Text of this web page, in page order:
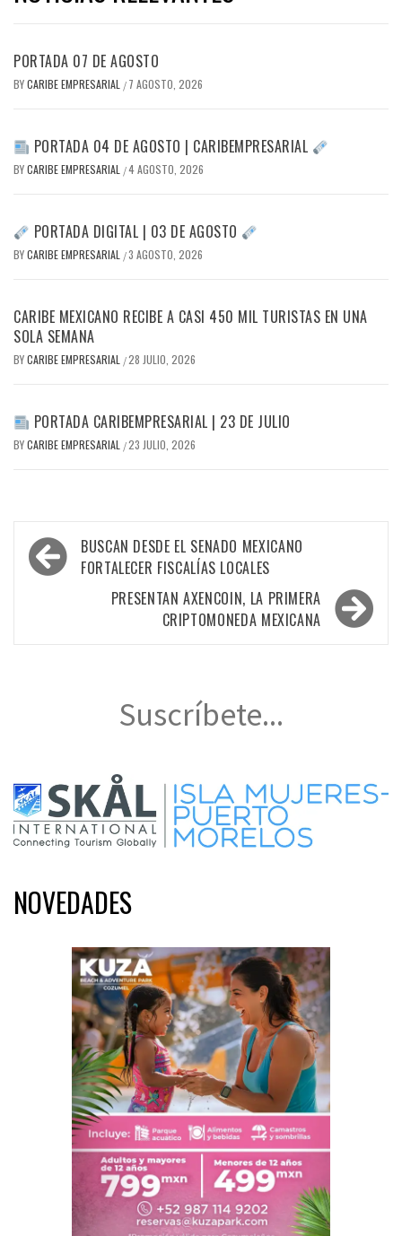
PORTADA 07 DE AGOSTO
BYCARIBE EMPRESARIAL / 7 AGOSTO, 2026
PORTADA 04 DE AGOSTO | CARIBEMPRESARIAL
BYCARIBE EMPRESARIAL /4 AGOSTO, 2026
PORTADA DIGITAL | 03 DE AGOSTO
BYCARIBE EMPRESARIAL /3 AGOSTO, 2026
CARIBE MEXICANO RECIBE A CASI 450 MIL TURISTAS EN UNA
SOLA SEMANA
BYCARIBE EMPRESARIAL /28 JULIO, 2026
PORTADA CARIBEMPRESARIAL | 23 DE JULIO
BYCARIBE EMPRESARIAL /23 JULIO, 2026
Navegación
de
BUSCAN DESDE EL SENADO MEXICANO
FORTALECER FISCALÍAS LOCALES
PRESENTAN AXENCOIN, LA PRIMERA
CRIPTOMONEDA MEXICANA
Suscríbete...
NOVEDADES